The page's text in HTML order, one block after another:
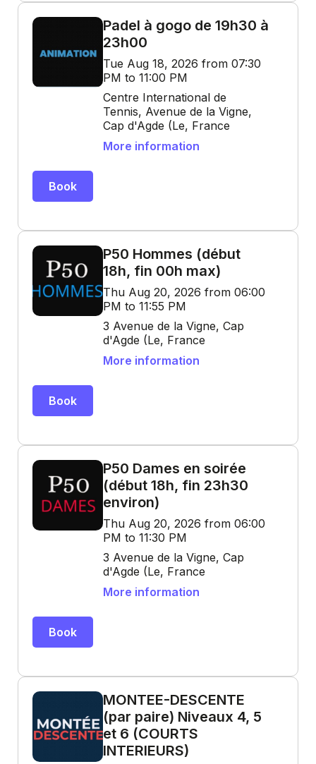
Padel à gogo de 19h30 à
23h00
Tue Aug 18, 2026 from 07:30
PM to 11:00 PM
Centre International de
Tennis, Avenue de la Vigne,
Cap d'Agde (Le, France
More information
Book
P50 Hommes (début
18h, fin 00h max)
Thu Aug 20, 2026 from 06:00
PM to 11:55 PM
3 Avenue de la Vigne, Cap
d'Agde (Le, France
More information
Book
P50 Dames en soirée
(début 18h, fin 23h30
environ)
Thu Aug 20, 2026 from 06:00
PM to 11:30 PM
3 Avenue de la Vigne, Cap
d'Agde (Le, France
More information
Book
MONTEE-DESCENTE
(par paire) Niveaux 4, 5
et 6 (COURTS
INTERIEURS)